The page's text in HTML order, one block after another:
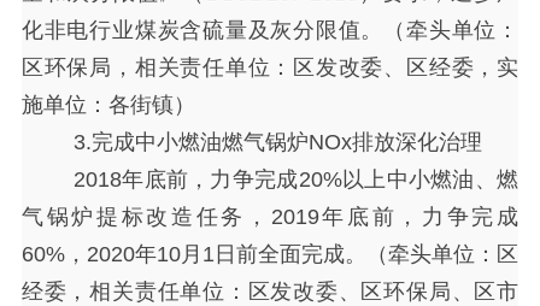
化非电行业煤炭含硫量及灰分限值。（牵头单位：
区环保局，相关责任单位：区发改委、区经委，实
施单位：各街镇）
3.完成中小燃油燃气锅炉NOx排放深化治理
2018年底前，力争完成20%以上中小燃油、燃
气锅炉提标改造任务，2019年底前，力争完成
60%，2020年10月1日前全面完成。（牵头单位：区
经委，相关责任单位：区发改委、区环保局、区市